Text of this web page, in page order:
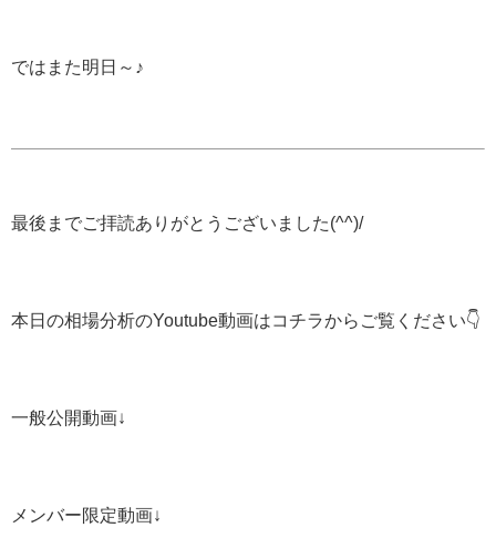
ではまた明日～♪
最後までご拝読ありがとうございました(^^)/
本日の相場分析のYoutube動画はコチラからご覧ください👇
一般公開動画↓
メンバー限定動画↓